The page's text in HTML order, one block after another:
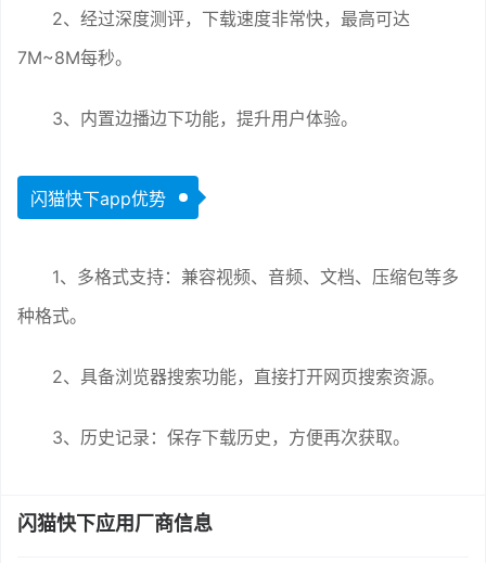
2、经过深度测评，下载速度非常快，最高可达
7M~8M每秒。
3、内置边播边下功能，提升用户体验。
闪猫快下app优势
1、多格式支持：兼容视频、音频、文档、压缩包等多
种格式。
2、具备浏览器搜索功能，直接打开网页搜索资源。
3、历史记录：保存下载历史，方便再次获取。
闪猫快下应用厂商信息